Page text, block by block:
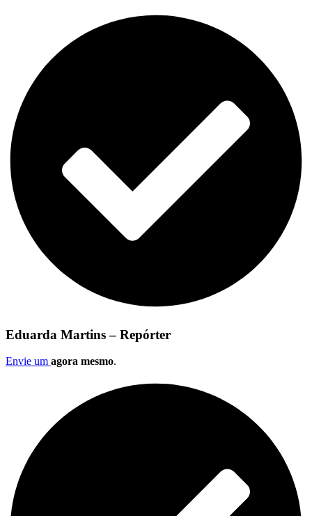
Eduarda Martins – Repórter
Envie um agora mesmo.